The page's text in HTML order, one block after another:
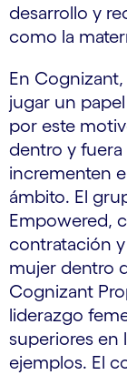
desarrollo y
como la
En
jugar un
por este
dentro y
incrementen
ámbito. El
Empowered,
contratación
mujer dentro
Cognizant
liderazgo
superiores en
ejemplos. El